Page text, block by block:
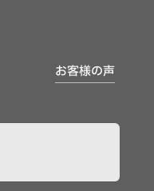
お客様の声